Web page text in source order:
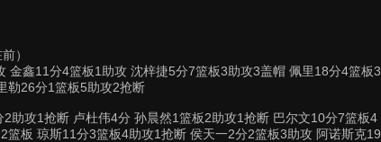
）
鑫11分4篮板1助攻 沈梓捷5分7篮板3助攻3盖帽 佩里18分4篮板3
勒26分1篮板5助攻2抢断
助攻1抢断 卢杜伟4分 孙晨然1篮板2助攻1抢断 巴尔文10分7篮板4
板 琼斯11分3篮板4助攻1抢断 侯天一2分2篮板3助攻 阿诺斯克19